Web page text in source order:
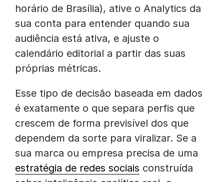
horário de Brasília), ative o Analytics da
sua conta para entender quando sua
audiência está ativa, e ajuste o
calendário editorial a partir das suas
próprias métricas.
Esse tipo de decisão baseada em dados
é exatamente o que separa perfis que
crescem de forma previsível dos que
dependem da sorte para viralizar. Se a
sua marca ou empresa precisa de uma
estratégia de redes sociais construída